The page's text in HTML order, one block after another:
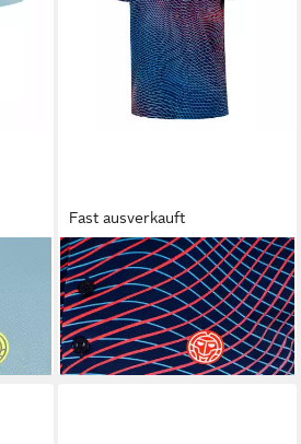
Fast ausverkauft
BIDI BADUPoloshirt Out of
Control
34,95 € UVP49,95 €
-30%